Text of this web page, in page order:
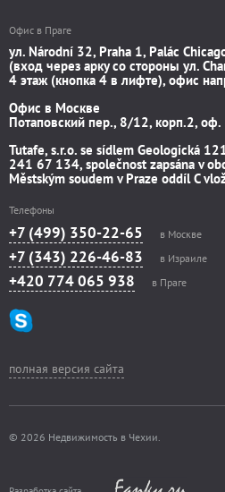
Офис в Праге
ул. Národní 32, Praha 1, Palác
(вход через арку со стороны ул.
4 этаж (кнопка 4 в лифте), офис
Офис в Москве
Потаповский пер., 8/12, корп.2, оф.
Tutafe, s.r.o. se sídlem Geologická
241 67 134, společnost zapsána v
Městským soudem v Praze oddíl C
Телефоны
+7 (499) 350-22-65 в Москве
+7 (343) 226-46-83 в Израиле
+420 774 065 938 в Праге
полная версия сайта
© 2026 Недвижимость в Чехии.